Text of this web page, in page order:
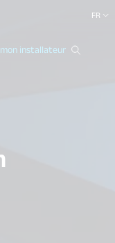
FR
installateur